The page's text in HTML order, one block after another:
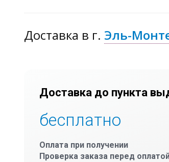
Доставка в г. Эль-
Доставка до пункта
бесплатно
Оплата при получении
Проверка заказа перед